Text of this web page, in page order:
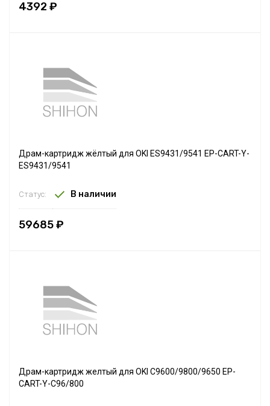
4392 ₽
Драм-картридж жёлтый для OKI ES9431/9541 EP-CART-Y-
ES9431/9541
Статус: В наличии
59685 ₽
Драм-картридж желтый для OKI C9600/9800/9650 EP-
CART-Y-C96/800